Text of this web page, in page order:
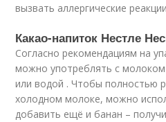
вызвать аллергические
Какао-напиток Нестле
Согласно рекомендациям на
можно употреблять с
или водой . Чтобы полностью
холодном молоке, можно
добавить ещё и банан –